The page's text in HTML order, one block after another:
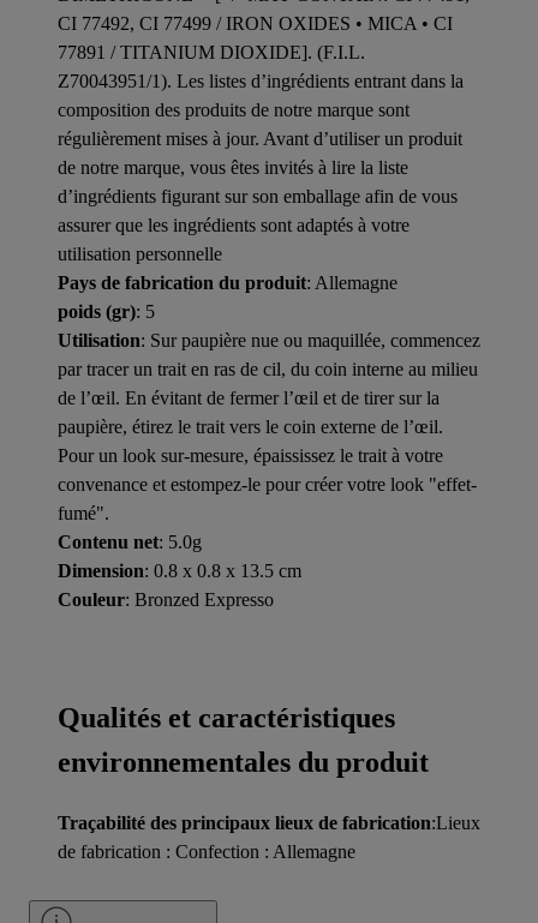
CI 77492, CI 77499 / IRON OXIDES • MICA • CI
77891 / TITANIUM DIOXIDE]. (F.I.L.
Z70043951/1). Les listes d’ingrédients entrant dans la
composition des produits de notre marque sont
régulièrement mises à jour. Avant d’utiliser un produit
de notre marque, vous êtes invités à lire la liste
d’ingrédients figurant sur son emballage afin de vous
assurer que les ingrédients sont adaptés à votre
utilisation personnelle
Pays de fabrication du produit: Allemagne
poids (gr): 5
Utilisation: Sur paupière nue ou maquillée, commencez
par tracer un trait en ras de cil, du coin interne au milieu
de l’œil. En évitant de fermer l’œil et de tirer sur la
paupière, étirez le trait vers le coin externe de l’œil.
Pour un look sur-mesure, épaississez le trait à votre
convenance et estompez-le pour créer votre look "effet-
fumé".
Contenu net: 5.0g
Dimension: 0.8 x 0.8 x 13.5 cm
Couleur: Bronzed Expresso
Qualités et caractéristiques
environnementales du produit
Traçabilité des principaux lieux de fabrication:Lieux
de fabrication : Confection : Allemagne